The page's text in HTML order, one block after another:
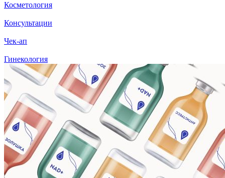
Косметология
Консультации
Чек-ап
Гинекология